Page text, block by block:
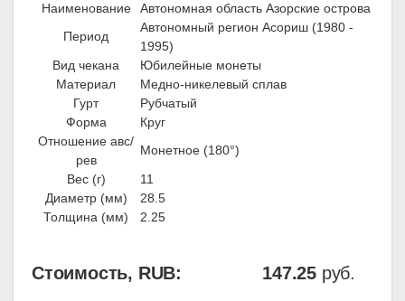
Наименование
Автономная область Азорские острова
Период
Автономный регион Асориш (1980 -
1995)
Вид чекана
Юбилейные монеты
Материал
Медно-никелевый сплав
Гурт
Рубчатый
Форма
Круг
Отношение авс/
рев
Монетное (180°)
Вес (г)
11
Диаметр (мм)
28.5
Толщина (мм)
2.25
Стоимость, RUB: 147.25 руб.